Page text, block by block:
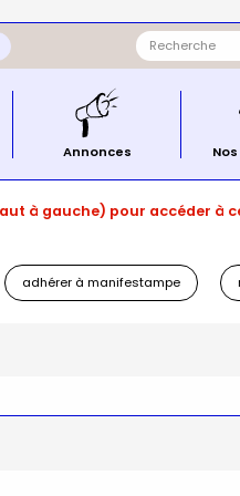
Annonces
à gauche) pour accéder à
adhérer à manifestampe